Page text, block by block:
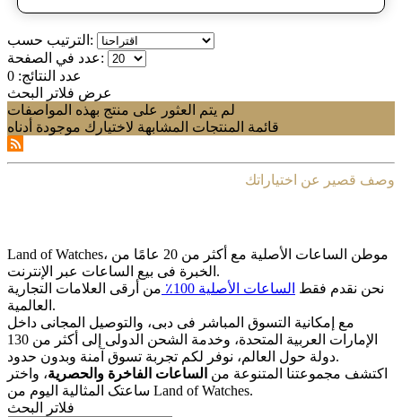
الترتيب حسب:
عدد في الصفحة:
عدد النتائج: 0
عرض فلاتر البحث
لم يتم العثور على منتج بهذه المواصفات
قائمة المنتجات المشابهة لاختيارك موجودة أدناه
وصف قصير عن اختياراتك
Land of Watches، موطن الساعات الأصلیة مع أکثر من 20 عامًا من
الخبرة فی بیع الساعات عبر الإنترنت.
نحن نقدم فقط الساعات الأصلیة 100٪
من أرقى العلامات التجاریة
العالمیة.
مع إمکانیة التسوق المباشر فی دبی، والتوصیل المجانی داخل
الإمارات العربیة المتحدة، وخدمة الشحن الدولی إلى أکثر من 130
دولة حول العالم، نوفر لکم تجربة تسوق آمنة وبدون حدود.
اکتشف مجموعتنا المتنوعة من الساعات الفاخرة والحصریة، واختر
ساعتک المثالیة الیوم من Land of Watches.
فلاتر البحث